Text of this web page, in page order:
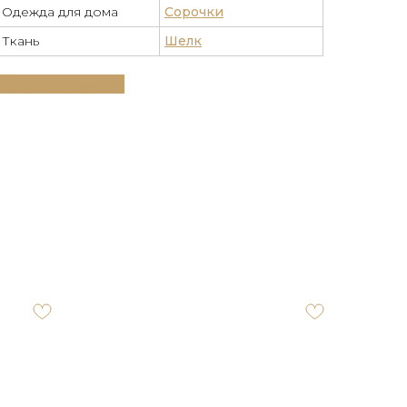
Одежда для дома
Сорочки
Ткань
Шелк